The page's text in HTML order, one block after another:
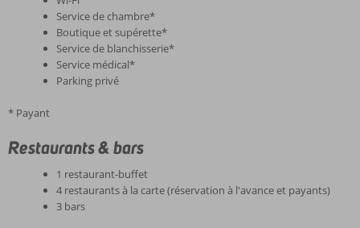
Service de chambre*
Boutique et supérette*
Service de blanchisserie*
Service médical*
Parking privé
* Payant
Restaurants & bars
1 restaurant-buffet
4 restaurants à la carte (réservation à l'avance et payants)
3 bars